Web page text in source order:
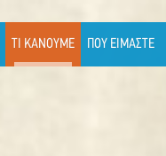
ΤΙ ΚΑΝΟΥΜΕ ΠΟΥ ΕΙΜΑΣΤΕ